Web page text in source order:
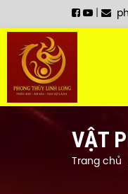
VẬT
Trang chủ